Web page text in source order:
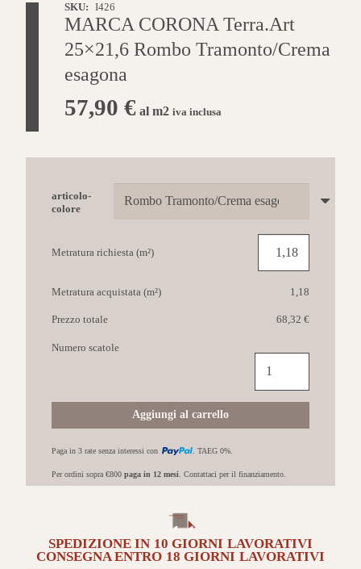
SKU: I426
MARCA CORONA Terra.Art
25×21,6 Rombo Tramonto/Crema
esagona
57,90 € al m2 iva inclusa
articolo-
colore
Metratura richiesta (m²)
Metratura acquistata (m²) 1,18
Prezzo totale 68,32 €
CORONA
Terra.Art
quantità
Aggiungi al carrello
Numero scatole
Paga in 3 rate senza interessi con . TAEG 0%.
Per ordini sopra €800 paga in 12 mesi . Contattaci per il finanziamento.
SPEDIZIONE IN 10 GIORNI LAVORATIVI
CONSEGNA ENTRO 18 GIORNI LAVORATIVI